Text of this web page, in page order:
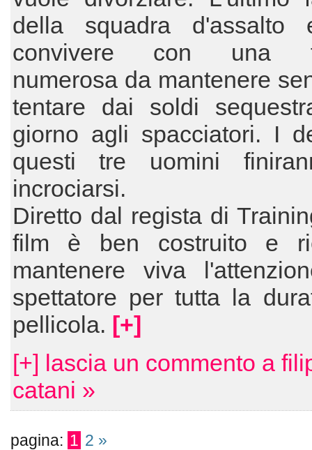
della squadra d'assalto
convivere con una
numerosa da mantenere
tentare dai soldi
giorno agli spacciatori. I
questi tre uomini
incrociarsi.
Diretto dal regista di
film è ben costruito e
mantenere viva
spettatore per tutta la
pellicola. [+]
[+] lascia un commento a
catani »
pagina: 1 2 »